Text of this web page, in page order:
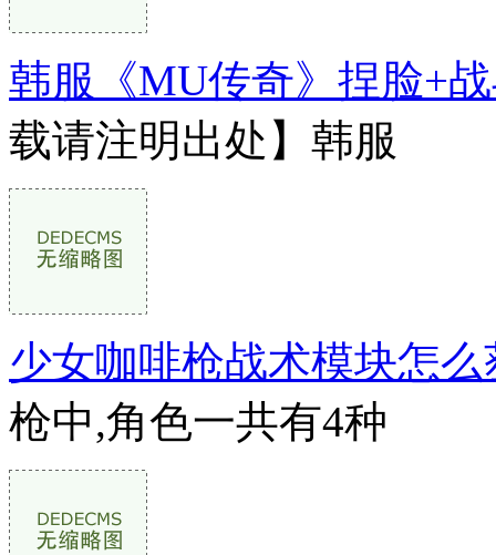
韩服《MU传奇》捏脸+
载请注明出处】韩服
少女咖啡枪战术模块怎
枪中,角色一共有4种